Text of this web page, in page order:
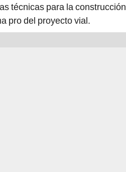
técnicas para la construcción
pro del proyecto vial.